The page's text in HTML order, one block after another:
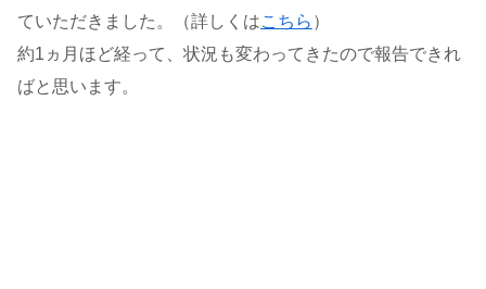
ていただきました。（詳しくはこちら ）
約1ヵ月ほど経って、状況も変わってきたので報告できれ
ばと思います。